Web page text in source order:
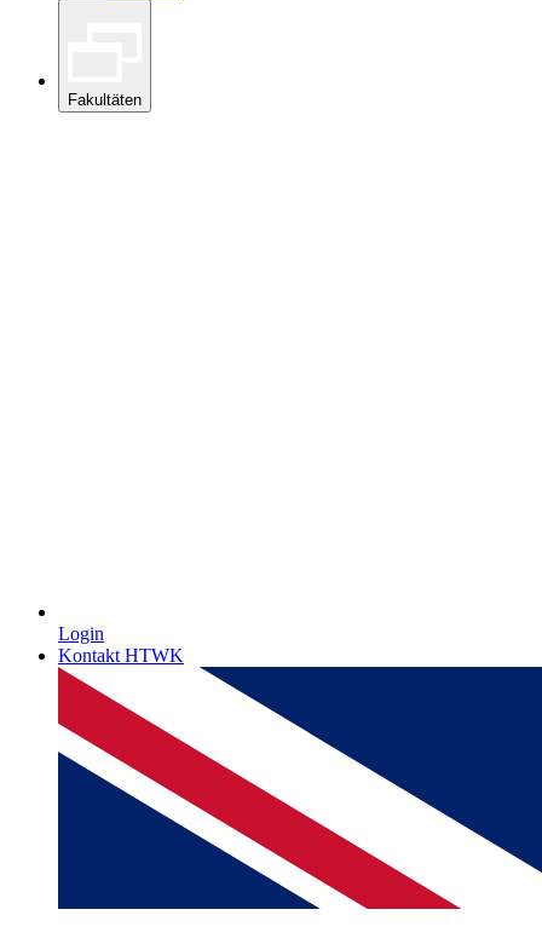
Fakultäten
Login
Kontakt HTWK